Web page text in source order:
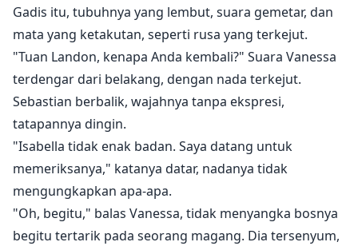
Gadis itu, tubuhnya yang lembut, suara gemetar, dan
mata yang ketakutan, seperti rusa yang terkejut.
"Tuan Landon, kenapa Anda kembali?" Suara Vanessa
terdengar dari belakang, dengan nada terkejut.
Sebastian berbalik, wajahnya tanpa ekspresi,
tatapannya dingin.
"Isabella tidak enak badan. Saya datang untuk
memeriksanya," katanya datar, nadanya tidak
mengungkapkan apa-apa.
"Oh, begitu," balas Vanessa, tidak menyangka bosnya
begitu tertarik pada seorang magang. Dia tersenyum,